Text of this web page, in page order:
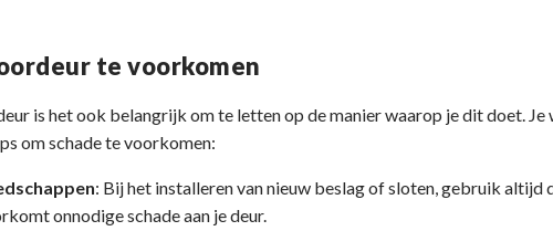
te voorkomen
is het ook belangrijk om te letten op de manier waarop je dit doet.
om schade te voorkomen:
: Bij het installeren van nieuw beslag of sloten, gebruik altijd
onnodige schade aan je deur.